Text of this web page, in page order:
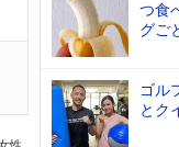
つ食
グご
ゴル
とク